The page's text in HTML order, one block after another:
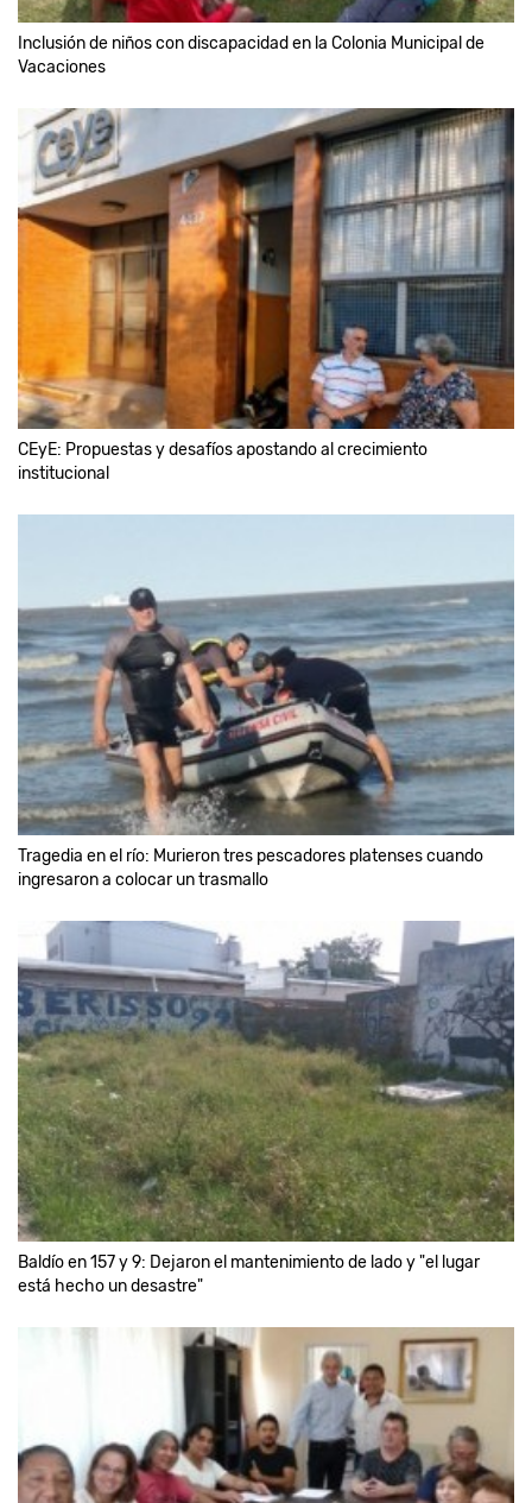
Inclusión de niños con discapacidad en la Colonia Municipal de
Vacaciones
CEyE: Propuestas y desafíos apostando al crecimiento
institucional
Tragedia en el río: Murieron tres pescadores platenses cuando
ingresaron a colocar un trasmallo
Baldío en 157 y 9: Dejaron el mantenimiento de lado y "el lugar
está hecho un desastre"